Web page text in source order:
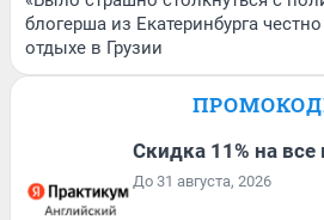
блогерша из Екатеринбурга
отдыхе в Грузии
Скидка 11% на все
До 31 августа, 2026